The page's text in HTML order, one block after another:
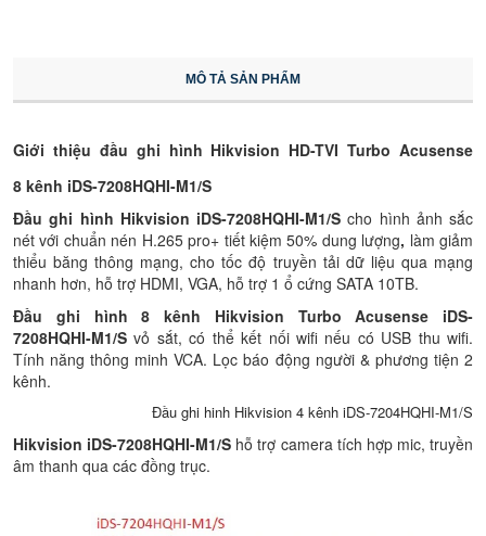
MÔ TẢ SẢN PHẨM
Giới thiệu đầu ghi hình Hikvision HD-TVI Turbo Acusense
8 kênh iDS-7208HQHI-M1/S
Đầu ghi hình Hikvision iDS-7208HQHI-M1/S cho hình ảnh sắc
nét với chuẩn nén H.265 pro+ tiết kiệm 50% dung lượng, làm giảm
thiểu băng thông mạng, cho tốc độ truyền tải dữ liệu qua mạng
nhanh hơn, hỗ trợ HDMI, VGA, hỗ trợ 1 ổ cứng SATA 10TB.
Đầu ghi hình 8 kênh Hikvision Turbo Acusense iDS-
7208HQHI-M1/Svỏ sắt, có thể kết nối wifi nếu có USB thu wifi.
Tính năng thông minh VCA. Lọc báo động người & phương tiện 2
kênh.
Đầu ghi hinh Hikvision 4 kênh iDS-7204HQHI-M1/S
Hikvision iDS-7208HQHI-M1/S hỗ trợ camera tích hợp mic, truyền
âm thanh qua các đồng trục.